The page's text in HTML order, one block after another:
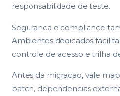
responsabilidade de teste.
Seguranca e compliance
Ambientes dedicados
controle de acesso e trilha
Antes da migracao, vale
batch, dependencias